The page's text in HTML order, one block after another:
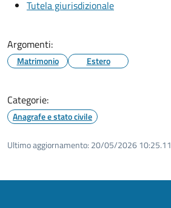
Tutela giurisdizionale
Argomenti:
Matrimonio Estero
Categorie:
Anagrafe e stato civile
Ultimo aggiornamento: 20/05/2026 10:25.11